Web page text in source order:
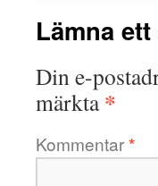
Lämna
Din e-
märkta*
Kommentar*